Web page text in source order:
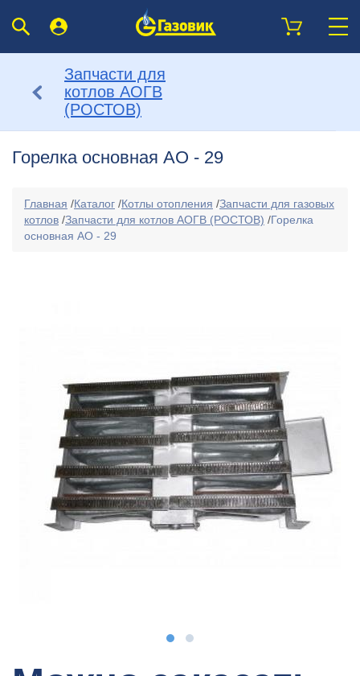
Запчасти для
котлов АОГВ
(РОСТОВ)
Горелка основная АО - 29
Главная /Каталог /Котлы отопления /Запчасти для газовых
котлов /Запчасти для котлов АОГВ (РОСТОВ) /Горелка
основная АО - 29